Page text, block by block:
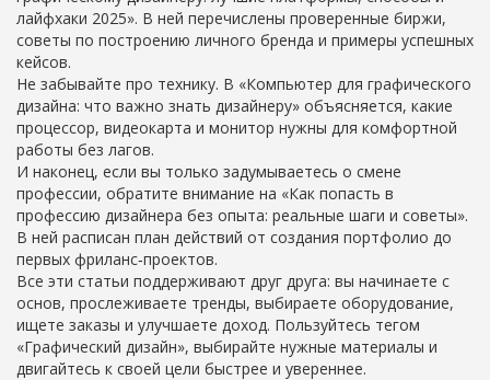
лайфхаки 2025». В ней перечислены проверенные биржи,
советы по построению личного бренда и примеры успешных
кейсов.
Не забывайте про технику. В «Компьютер для графического
дизайна: что важно знать дизайнеру» объясняется, какие
процессор, видеокарта и монитор нужны для комфортной
работы без лагов.
И наконец, если вы только задумываетесь о смене
профессии, обратите внимание на «Как попасть в
профессию дизайнера без опыта: реальные шаги и советы».
В ней расписан план действий от создания портфолио до
первых фриланс‑проектов.
Все эти статьи поддерживают друг друга: вы начинаете с
основ, прослеживаете тренды, выбираете оборудование,
ищете заказы и улучшаете доход. Пользуйтесь тегом
«Графический дизайн», выбирайте нужные материалы и
двигайтесь к своей цели быстрее и увереннее.